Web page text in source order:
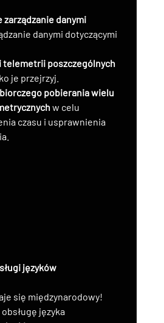
danymi
danymi dotyczącymi
telemetrii poszczególnych
je przejrzyj.
pobierania wielu
w celu
czasu i usprawnienia
języków
się międzynarodowy!
języka